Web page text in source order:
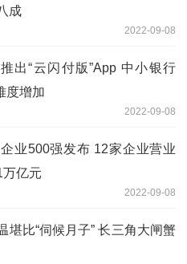
成
2022-09-08
出“云闪付版”App 中小银行
度增加
2022-09-08
业500强发布 12家企业营业
亿元
2022-09-08
堪比“伺候月子” 长三角大闸蟹